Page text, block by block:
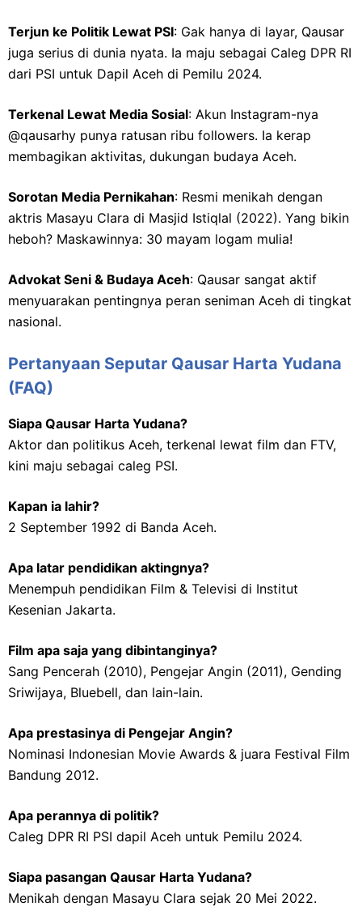
Terjun ke Politik Lewat PSI: Gak hanya di layar, Qausar
juga serius di dunia nyata. Ia maju sebagai Caleg DPR RI
dari PSI untuk Dapil Aceh di Pemilu 2024.
Terkenal Lewat Media Sosial: Akun Instagram-nya
@qausarhy punya ratusan ribu followers. Ia kerap
membagikan aktivitas, dukungan budaya Aceh.
Sorotan Media Pernikahan: Resmi menikah dengan
aktris Masayu Clara di Masjid Istiqlal (2022). Yang bikin
heboh? Maskawinnya: 30 mayam logam mulia!
Advokat Seni & Budaya Aceh: Qausar sangat aktif
menyuarakan pentingnya peran seniman Aceh di tingkat
nasional.
Pertanyaan Seputar Qausar Harta Yudana
(FAQ)
Siapa Qausar Harta Yudana?
Aktor dan politikus Aceh, terkenal lewat film dan FTV,
kini maju sebagai caleg PSI.
Kapan ia lahir?
2 September 1992 di Banda Aceh.
Apa latar pendidikan aktingnya?
Menempuh pendidikan Film & Televisi di Institut
Kesenian Jakarta.
Film apa saja yang dibintanginya?
Sang Pencerah (2010), Pengejar Angin (2011), Gending
Sriwijaya, Bluebell, dan lain-lain.
Apa prestasinya di Pengejar Angin?
Nominasi Indonesian Movie Awards & juara Festival Film
Bandung 2012.
Apa perannya di politik?
Caleg DPR RI PSI dapil Aceh untuk Pemilu 2024.
Siapa pasangan Qausar Harta Yudana?
Menikah dengan Masayu Clara sejak 20 Mei 2022.